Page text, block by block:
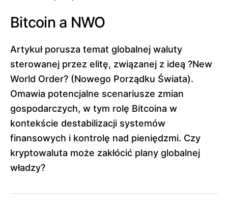
Bitcoin a NWO
Artykuł porusza temat globalnej waluty
sterowanej przez elitę, związanej z ideą ?New
World Order? (Nowego Porządku Świata).
Omawia potencjalne scenariusze zmian
gospodarczych, w tym rolę Bitcoina w
kontekście destabilizacji systemów
finansowych i kontrolę nad pieniędzmi. Czy
kryptowaluta może zakłócić plany globalnej
władzy?